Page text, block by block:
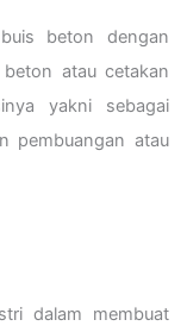
beton dengan
atau cetakan
yakni sebagai
pembuangan atau
dalam membuat